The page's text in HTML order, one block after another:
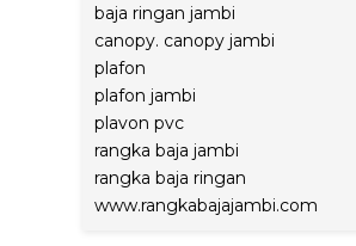
baja ringan jambi
canopy. canopy jambi
plafon
plafon jambi
plavon pvc
rangka baja jambi
rangka baja ringan
www.rangkabajajambi.com